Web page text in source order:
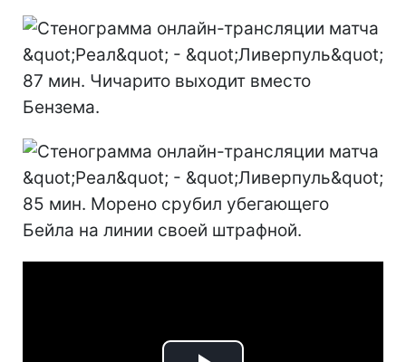
87 мин. Чичарито выходит вместо
Бензема.
85 мин. Морено срубил убегающего
Бейла на линии своей штрафной.